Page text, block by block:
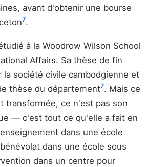
avant d'obtenir une bourse
7.
à la Woodrow Wilson School
Affairs. Sa thèse de fin
société civile cambodgienne et
thèse du département7. Mais ce
transformée, ce n'est pas son
— c'est tout ce qu'elle a fait en
dans une école
dans une école sous
dans un centre pour